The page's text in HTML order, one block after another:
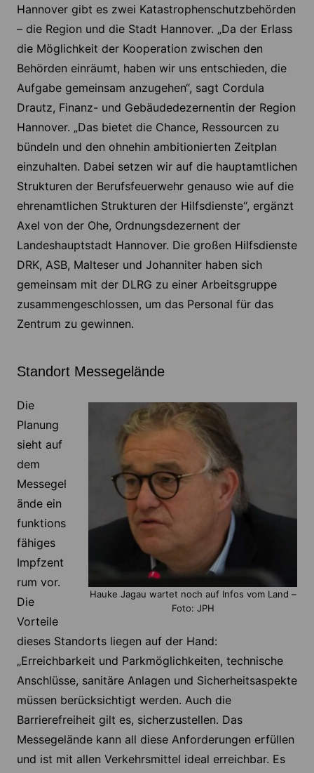
Hannover gibt es zwei Katastrophenschutzbehörden
– die Region und die Stadt Hannover. „Da der Erlass
die Möglichkeit der Kooperation zwischen den
Behörden einräumt, haben wir uns entschieden, die
Aufgabe gemeinsam anzugehen“, sagt Cordula
Drautz, Finanz- und Gebäudedezernentin der Region
Hannover. „Das bietet die Chance, Ressourcen zu
bündeln und den ohnehin ambitionierten Zeitplan
einzuhalten. Dabei setzen wir auf die hauptamtlichen
Strukturen der Berufsfeuerwehr genauso wie auf die
ehrenamtlichen Strukturen der Hilfsdienste“, ergänzt
Axel von der Ohe, Ordnungsdezernent der
Landeshauptstadt Hannover. Die großen Hilfsdienste
DRK, ASB, Malteser und Johanniter haben sich
gemeinsam mit der DLRG zu einer Arbeitsgruppe
zusammengeschlossen, um das Personal für das
Zentrum zu gewinnen.
Standort Messegelände
Hauke Jagau wartet noch auf Infos vom Land –
Foto: JPH
Die
Planung
sieht auf
dem
Messegel
ände ein
funktions
fähiges
Impfzent
rum vor.
Die
Vorteile
dieses Standorts liegen auf der Hand:
„Erreichbarkeit und Parkmöglichkeiten, technische
Anschlüsse, sanitäre Anlagen und Sicherheitsaspekte
müssen berücksichtigt werden. Auch die
Barrierefreiheit gilt es, sicherzustellen. Das
Messegelände kann all diese Anforderungen erfüllen
und ist mit allen Verkehrsmittel ideal erreichbar. Es